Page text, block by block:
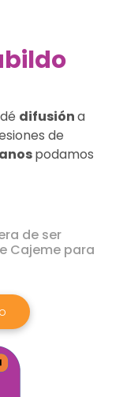
difusióna
de
podamos
de ser
Cajeme para